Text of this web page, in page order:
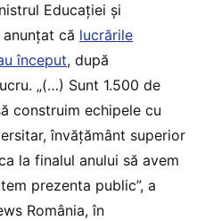
Educației și
că lucrările
început, după
„(…) Sunt 1.500 de
construim echipele cu
învățământ superior
la finalul anului să avem
prezenta public”, a
România, în